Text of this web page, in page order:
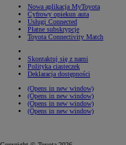
Nowa aplikacja MyToyota
Cyfrowy opiekun auta
Usługi Connected
Płatne subskrypcje
Toyota Connectivity Match
Skontaktuj się z nami
Polityka ciasteczek
Deklaracja dostępności
(Opens in new window)
(Opens in new window)
(Opens in new window)
(Opens in new window)